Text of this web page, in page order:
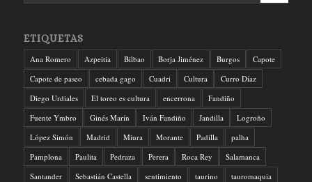
ETIQUETAS
Ana Romero Azpeitia Bilbao Borja Jiménez Burgos
Capote
Capote de paseo
cebada gago Cuadri Cultura
Curro Díaz
Diego Urdiales
El toreo es cultura encerrona
Fandiño
Fuente Ymbro
Ginés Marín Iván Fandiño Jandilla
Logroño
López Simón
Madrid Miura Morante Padilla
palha
Pamplona
Paulita Pedraza Perera Roca Rey
Salamanca
Santander
Sebastián Castella sentimiento taurino
tauromaquia